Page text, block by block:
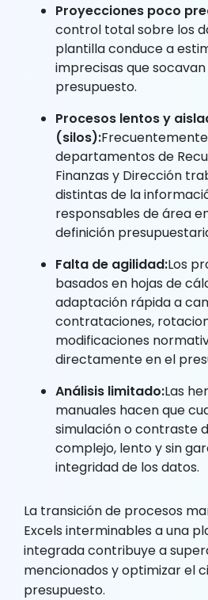
Proyecciones poco
control total sobre los
plantilla conduce a
imprecisas que
presupuesto.
Procesos lentos y
(silos):
departamentos de
Finanzas y Dirección
distintas de la
responsables de área
definición
Falta de agilidad:Los
basados en hojas de
adaptación rápida a
contrataciones,
modificaciones
directamente en el
Análisis limitado:Las
manuales hacen que
simulación o contraste
complejo, lento y sin
integridad de los datos.
La transición de procesos
Excels interminables a una
integrada contribuye a
mencionados y optimizar el
presupuesto.